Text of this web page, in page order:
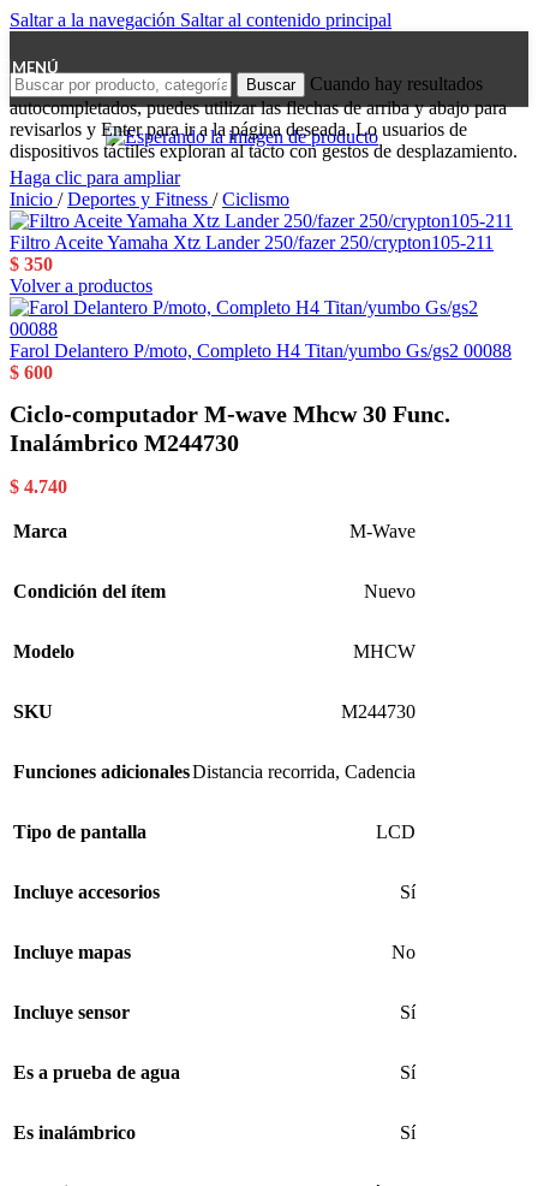
Saltar a la navegación Saltar al contenido principal
MENÚ
Buscar
Cuando hay resultados
autocompletados, puedes utilizar las flechas de arriba y abajo para
revisarlos y Enter para ir a la página deseada. Lo usuarios de
dispositivos táctiles exploran al tacto con gestos de desplazamiento.
Haga clic para ampliar
Inicio / Deportes y Fitness / Ciclismo
Filtro Aceite Yamaha Xtz Lander 250/fazer 250/crypton105-211
$ 350
Volver a productos
Farol Delantero P/moto, Completo H4 Titan/yumbo Gs/gs2 00088
$ 600
Ciclo-computador M-wave Mhcw 30 Func.
Inalámbrico M244730
$ 4.740
Marca M-Wave
Condición del ítem Nuevo
Modelo MHCW
SKU M244730
Funciones adicionalesDistancia recorrida, Cadencia
Tipo de pantalla LCD
Incluye accesorios Sí
Incluye mapas No
Incluye sensor Sí
Es a prueba de agua Sí
Es inalámbrico Sí